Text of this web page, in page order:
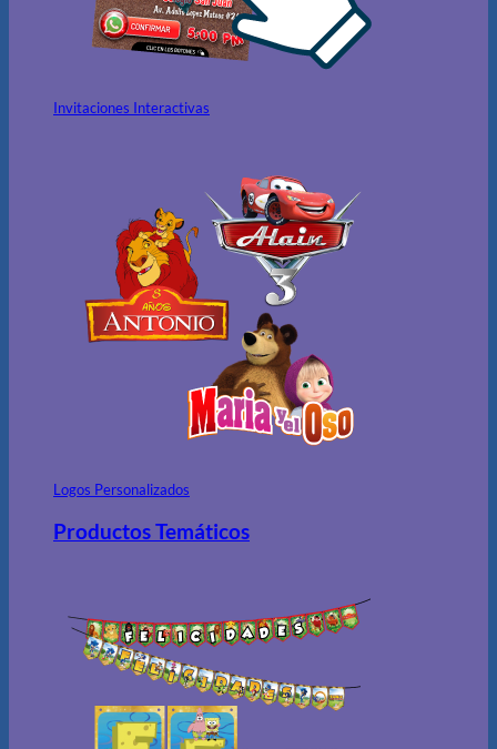
Invitaciones Interactivas
Logos Personalizados
Productos Temáticos